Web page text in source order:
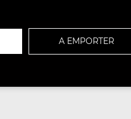
A EMPORTER